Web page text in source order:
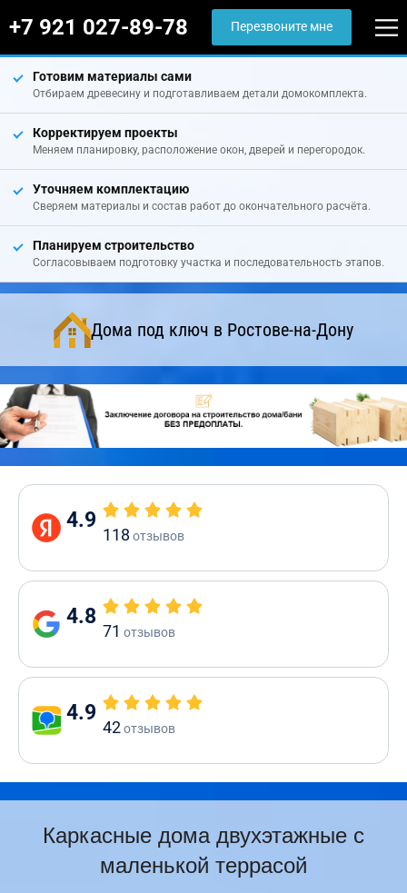
+7 921 027-89-78 Перезвоните мне
Готовим материалы сами
Отбираем древесину и подготавливаем детали домокомплекта.
Корректируем проекты
Меняем планировку, расположение окон, дверей и перегородок.
Уточняем комплектацию
Сверяем материалы и состав работ до окончательного расчёта.
Планируем строительство
Согласовываем подготовку участка и последовательность этапов.
Дома под ключ в Ростове-на-Дону
4.9
118 отзывов
4.8
71 отзывов
4.9
42отзывов
Каркасные дома двухэтажные с
маленькой террасой